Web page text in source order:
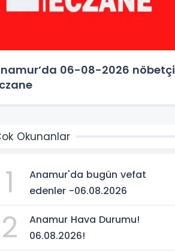
06-08-2026 nöbetçi
Okunanlar
1
Anamur'da bugün vefat
edenler -06.08.2026
2
Anamur Hava Durumu!
06.08.2026!